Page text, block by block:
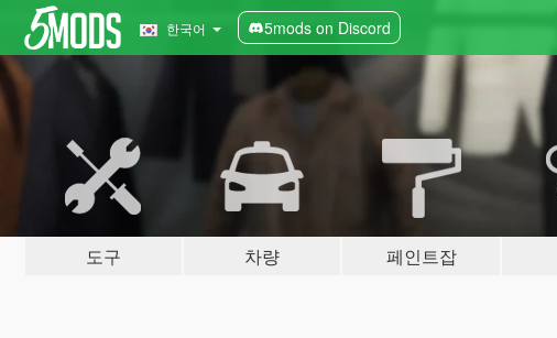
한국어 5mods on Discord
도구 차량 페인트잡